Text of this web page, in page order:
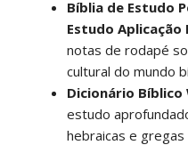
Bíblia de Estudo
Estudo Aplicação
notas de rodapé
cultural do mundo
Dicionário Bíblico
estudo
hebraicas e